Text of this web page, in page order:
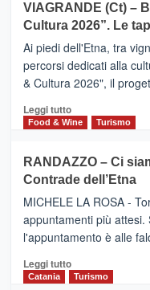
Anche
la
Alcantara
nei
primi
nella
classifica
IL
SAN
DOMENICO
PALACE
TAORMINA,
UN
HOTEL
FOUR
IL
NUOVO
SUMMER
CLUB
VIAGRANDE (Ct) –
Cultura 2026”. Le
Ai piedi dell'Etna, tra
percorsi dedicati alla
& Cultura 2026", il
Leggi tuttoLeggi
di
VIAGRANDE
(Ct)
–
Benanti
presenta
“Vino
&
Cultura
Food & Wine Turismo
RANDAZZO – Ci
Contrade dell’Etna
MICHELE LA ROSA -
appuntamenti più attesi.
l'appuntamento è alle
Leggi tuttoLeggi
di
Catania Turismo